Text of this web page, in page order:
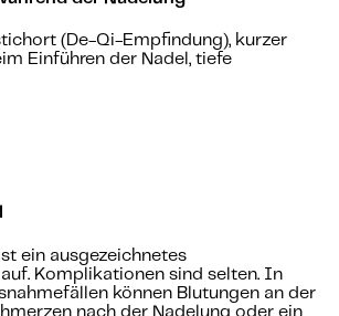
(De-Qi-Empfindung), kurzer
Einführen der Nadel, tiefe
ein ausgezeichnetes
Komplikationen sind selten. In
können Blutungen an der
nach der Nadelung oder ein